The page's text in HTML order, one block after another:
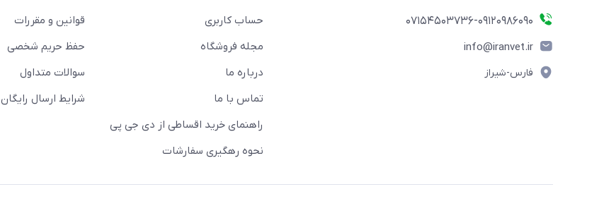
07154503736-09120986090
info@iranvet.ir
فارس-شیراز
حساب کاربری
مجله فروشگاه
درباره ما
تماس با ما
راهنمای خرید اقساطی از دی جی پی
نحوه رهگیری سفارشات
قوانین و مقررات
حفظ حریم شخصی
سوالات متداول
شرایط ارسال رایگان